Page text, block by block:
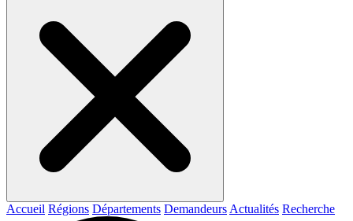
Accueil Régions Départements Demandeurs Actualités Recherche